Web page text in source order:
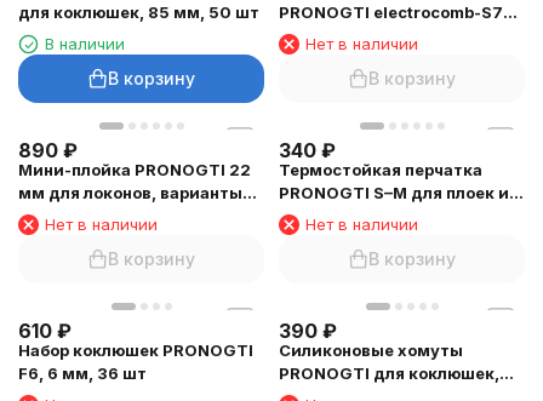
для коклюшек, 85 мм, 50 шт
В наличии
В корзину
PRONOGTI electrocomb-S7
беспроводная
Нет в наличии
В корзину
890 ₽
Мини-плойка PRONOGTI 22
мм для локонов, варианты
цветаНет в наличии
В корзину
340 ₽
Термостойкая перчатка
PRONOGTI S–M для плоек и
утюжков
Нет в наличии
В корзину
610 ₽
Набор коклюшек PRONOGTI
F6, 6 мм, 36 шт
390 ₽
Силиконовые хомуты
PRONOGTI для коклюшек,
8,5 см, 50 шт